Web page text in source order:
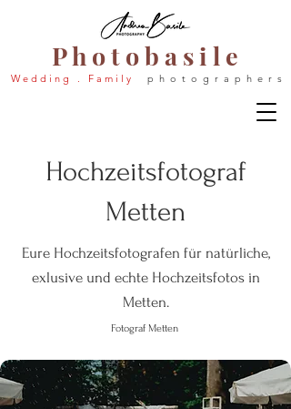
P h o t o b a s i l e
W e d d i n g . F a m i l y p h o t o g r a p h e r s
Hochzeitsfotograf
Metten
Eure Hochzeitsfotografen für natürliche,
exlusive und echte Hochzeitsfotos in
Metten.
Fotograf Metten